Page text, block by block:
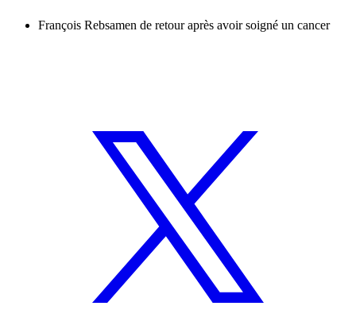
François Rebsamen de retour après avoir soigné un cancer